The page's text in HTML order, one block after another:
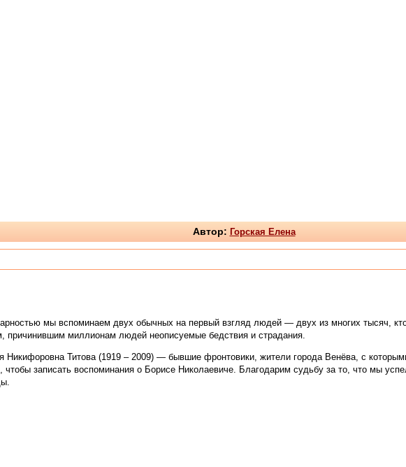
Автор: Горская Елена
мы вспоминаем двух обычных на первый взгляд людей — двух из многих тысяч,
миллионам людей неописуемые бедствия и страдания.
Никифоровна Титова (1919 – 2009) — бывшие фронтовики, жители города Венёва, с
чтобы записать воспоминания о Борисе Николаевиче. Благодарим судьбу за то, что мы